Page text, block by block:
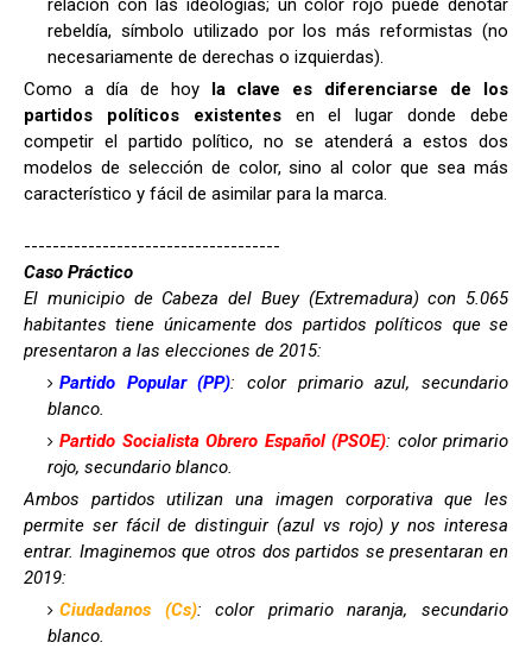
relación con las ideologías; un color rojo puede denotar
rebeldía, símbolo utilizado por los más reformistas (no
necesariamente de derechas o izquierdas).
Como a día de hoyla clave es diferenciarse de los
partidos políticos existentesen el lugar donde debe
competir el partido político, no se atenderá a estos dos
modelos de selección de color, sino al color que sea más
característico y fácil de asimilar para la marca.
------------------------------------
Caso Práctico
El municipio de Cabeza del Buey (Extremadura) con 5.065
habitantes tiene únicamente dos partidos políticos que se
presentaron a las elecciones de 2015:
Partido Popular (PP): color primario azul, secundario
blanco.
Partido Socialista Obrero Español (PSOE): color primario
rojo, secundario blanco.
Ambos partidos utilizan una imagen corporativa que les
permite ser fácil de distinguir (azul vs rojo) y nos interesa
entrar. Imaginemos que otros dos partidos se presentaran en
2019:
Ciudadanos (Cs): color primario naranja, secundario
blanco.